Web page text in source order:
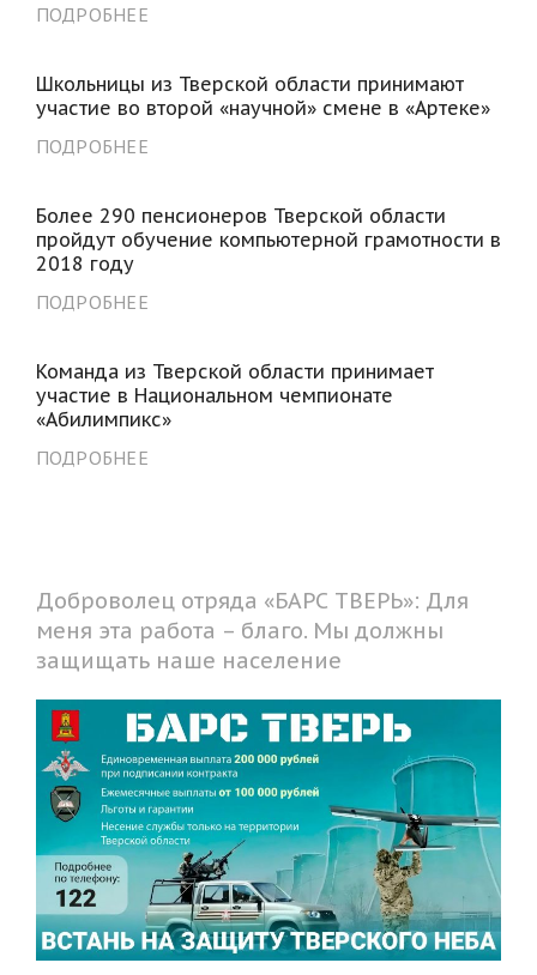
ПОДРОБНЕЕ
Школьницы из Тверской области принимают
участие во второй «научной» смене в «Артеке»
ПОДРОБНЕЕ
Более 290 пенсионеров Тверской области
пройдут обучение компьютерной грамотности в
2018 году
ПОДРОБНЕЕ
Команда из Тверской области принимает
участие в Национальном чемпионате
«Абилимпикс»
ПОДРОБНЕЕ
Доброволец отряда «БАРС ТВЕРЬ»: Для
меня эта работа – благо. Мы должны
защищать наше население